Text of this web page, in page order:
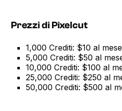
Prezzi di Pixelcut
1,000 Crediti: $10 al mese
5,000 Crediti: $50 al
10,000 Crediti: $100 al
25,000 Crediti: $250 al
50,000 Crediti: $500 al